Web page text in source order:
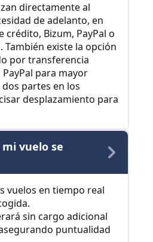
directamente al
de adelanto, en
crédito, Bizum, PayPal o
También existe la opción
por transferencia
para mayor
partes en los
desplazamiento para
mi vuelo se
vuelos en tiempo real
sin cargo adicional
puntualidad